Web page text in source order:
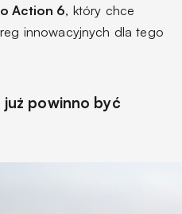
Action 6, który chce
innowacyjnych dla tego
powinno być